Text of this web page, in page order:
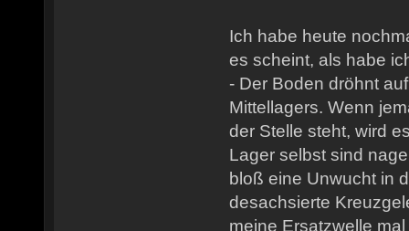
Ich habe heute
es scheint, als habe
- Der Boden dröhnt
Mittellagers. Wenn
der Stelle steht, wird
Lager selbst sind
bloß eine Unwucht in
desachsierte
meine Ersatzwelle